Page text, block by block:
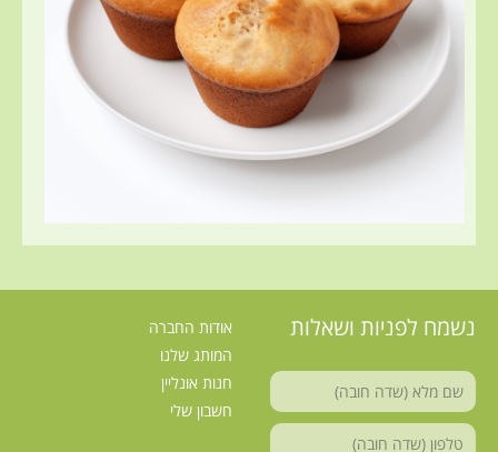
נשמח לפניות ושאלות
אודות החברה
המותג שלנו
חנות אונליין
חשבון שלי